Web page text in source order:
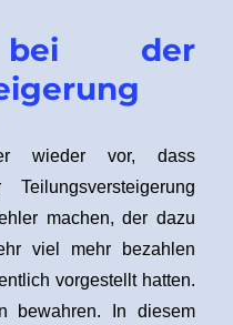
selbst
ersteigert?
bei der
wieder vor, dass
machen, der dazu
viel mehr bezahlen
vorgestellt hatten.
bewahren. In diesem